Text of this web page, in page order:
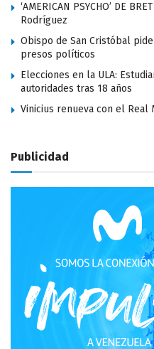
‘AMERICAN PSYCHO’ DE
Rodríguez
Obispo de San Cristóbal
presos políticos
Elecciones en la ULA:
autoridades tras 18 años
Vinicius renueva con el Real
Publicidad